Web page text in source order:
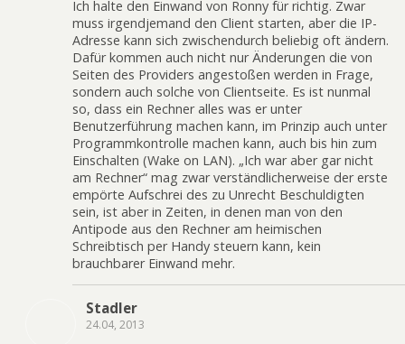
Ich halte den Einwand von Ronny für richtig. Zwar
muss irgendjemand den Client starten, aber die IP-
Adresse kann sich zwischendurch beliebig oft ändern.
Dafür kommen auch nicht nur Änderungen die von
Seiten des Providers angestoßen werden in Frage,
sondern auch solche von Clientseite. Es ist nunmal
so, dass ein Rechner alles was er unter
Benutzerführung machen kann, im Prinzip auch unter
Programmkontrolle machen kann, auch bis hin zum
Einschalten (Wake on LAN). „Ich war aber gar nicht
am Rechner“ mag zwar verständlicherweise der erste
empörte Aufschrei des zu Unrecht Beschuldigten
sein, ist aber in Zeiten, in denen man von den
Antipode aus den Rechner am heimischen
Schreibtisch per Handy steuern kann, kein
brauchbarer Einwand mehr.
Stadler
24.04, 2013